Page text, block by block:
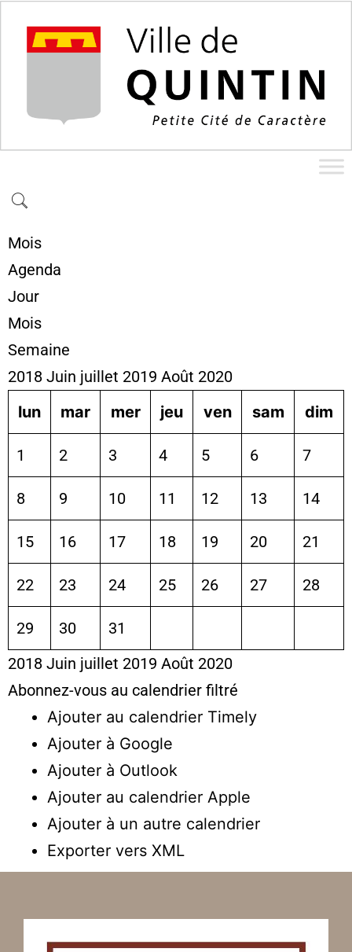
Mois
Agenda
Jour
Mois
Semaine
2018 Juin juillet 2019 Août 2020
lun
mar mer jeu ven sam dim
1 2 3 4 5 6 7
8 9 10 11 12 13 14
15 16 17 18 19 20 21
22 23 24 25 26 27 28
29 30
31
2018 Juin juillet 2019 Août 2020
Abonnez-vous au calendrier filtré
Ajouter au calendrier Timely
Ajouter à Google
Ajouter à Outlook
Ajouter au calendrier Apple
Ajouter à un autre calendrier
Exporter vers XML